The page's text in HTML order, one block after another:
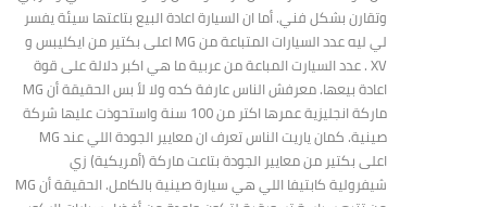
وتقارن بشكل فني. أما ان السيارة اعادة البيع بتاعتها سيئة يفسر
لي ليه عدد السيارات المتباعة من MG اعلى بكتير من ايكليبس و
XV . عدد السيارت المباعة من عربية ما هي اكبر دلالة على قوة
اعادة بيعها. معرفش الناس عارفة كده ولا لأ بس الحقيقة أن MG
ماركة انجليزية عمرها اكتر من 100 سنة واستحوذت عليها شركة
صينية. كمان ياريت الناس تعرف ان معايير الجودة اللي عند MG
اعلى بكتير من معايير الجودة بتاعت ماركة (أمريكية) زي
شيفرولية كابتيفا اللي هي سيارة صينية بالكامل. الحقيقة أن MG